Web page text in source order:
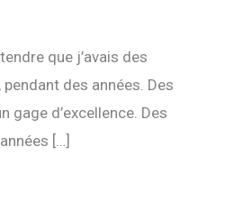
que j’avais des
des années. Des
gage d’excellence. Des
[…]